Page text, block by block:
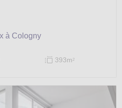
à Cologny
393m2